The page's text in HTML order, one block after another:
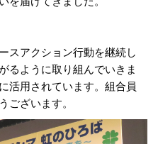
スアクション行動を継続し
るように取り組んでいきま
活用されています。組合員
ございます。